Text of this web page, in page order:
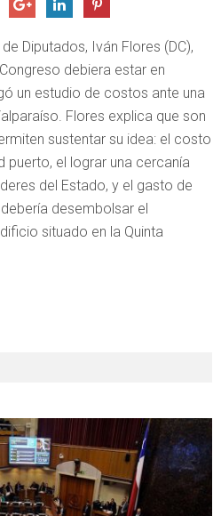
Diputados, Iván Flores (DC),
debiera estar en
un estudio de costos ante una
Flores explica que son
sustentar su idea: el costo
el lograr una cercanía
del Estado, y el gasto de
desembolsar el
situado en la Quinta